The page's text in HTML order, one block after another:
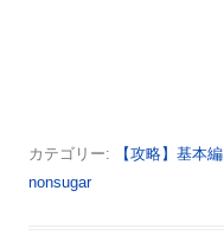
カテゴリー: 【攻略】基本編
nonsugar